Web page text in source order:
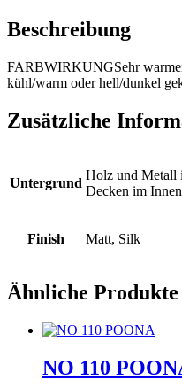
Beschreibung
FARBWIRKUNGSehr
kühl/warm oder hell/dunkel
Zusätzliche
Untergrund
Holz und Metall
Decken im
Finish Matt, Silk
Ähnliche Produkte
NO 110